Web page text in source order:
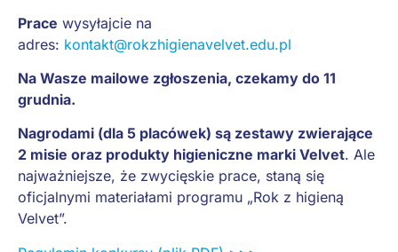
Prace wysyłajcie na
adres: kontakt@rokzhigienavelvet.edu.pl
Na Wasze mailowe zgłoszenia, czekamy do 11
grudnia.
Nagrodami (dla 5 placówek) są zestawy zwierające
2 misie oraz produkty higieniczne marki Velvet. Ale
najważniejsze, że zwycięskie prace, staną się
oficjalnymi materiałami programu „Rok z higieną
Velvet”.